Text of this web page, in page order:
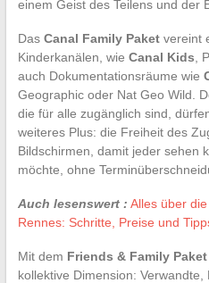
einem Geist des Teilens und der
Das Canal Family Paketvereint
Kinderkanälen, wie Canal Kids ,
auch Dokumentationsräume wie
Geographic oder Nat Geo Wild.
die für alle zugänglich sind,
weiteres Plus: die Freiheit des
Bildschirmen, damit jeder sehen
möchte, ohne
Auch lesenswert : Alles über
Rennes: Schritte, Preise und
Mit dem Friends & Family Paket
kollektive Dimension: